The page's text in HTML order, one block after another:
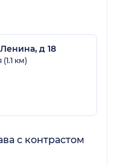
д 18
км)
с контрастом